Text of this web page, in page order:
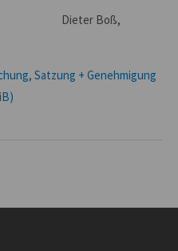
Dieter Boß,
Satzung + Genehmigung